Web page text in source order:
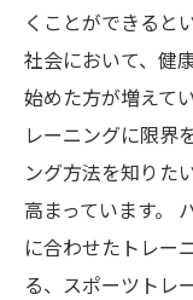
くことができると
社会において、健
始めた方が増えて
レーニングに限界
ング方法を知りた
高まっています。
に合わせたトレー
る、スポーツトレ